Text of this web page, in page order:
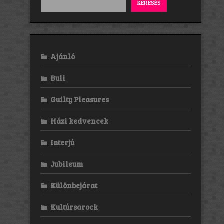
KERESÉS
Ajánló
Buli
Guilty Pleasures
Házi kedvencek
Interjú
Jubileum
Különbejárat
Kultúrsarock